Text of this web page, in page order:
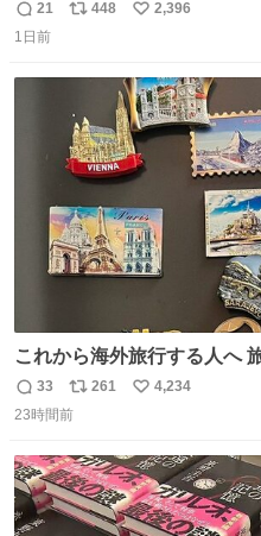
直後の鳥山明さんと、小山茉
返
信
21
リ
数
448
い
数
2,396
1日前
これから海外旅行する人へ
る マグネットを買って欲しい。 僕は交換留学してた
で20カ国回ったけど、旅行
どそれぞれのマグネットを
みがえります。
返
信
33
リ
ポ
ト
数
261
い
数
4,234
23時間前